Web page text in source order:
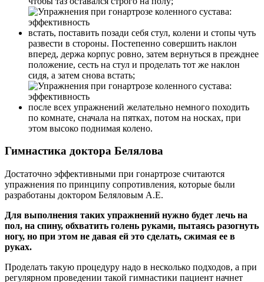
встать, поставить позади себя стул, колени и стопы чуть
развести в стороны. Постепенно совершить наклон
вперед, держа корпус ровно, затем вернуться в прежднее
положение, сесть на стул и проделать тот же наклон
сидя, а затем снова встать;
после всех упражнений желательно немного походить
по комнате, сначала на пятках, потом на носках, при
этом высоко поднимая колено.
Гимнастика доктора Белялова
Достаточно эффективными при гонартрозе считаются
упражнения по принципу сопротивления, которые были
разработаны доктором Беляловым А.Е.
Для выполнения таких упражнений нужно будет лечь на
пол, на спину, обхватить голень руками, пытаясь разогнуть
ногу, но при этом не давая ей это сделать, сжимая ее в
руках.
Проделать такую процедуру надо в несколько подходов, а при
регулярном проведении такой гимнастики пациент начнет